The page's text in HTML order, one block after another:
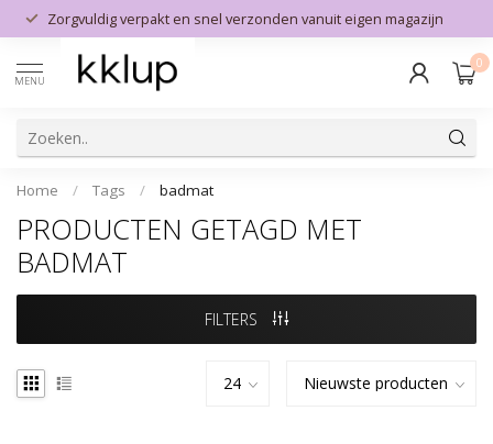
Zorgvuldig verpakt en snel verzonden vanuit eigen magazijn
MENU
0
Home / Tags / badmat
PRODUCTEN GETAGD MET
BADMAT
FILTERS